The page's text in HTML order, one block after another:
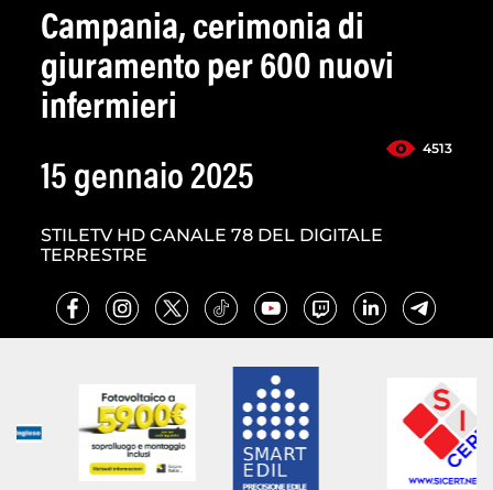
Campania, cerimonia di
giuramento per 600 nuovi
infermieri
4513
15 gennaio 2025
STILETV HD CANALE 78 DEL DIGITALE
TERRESTRE